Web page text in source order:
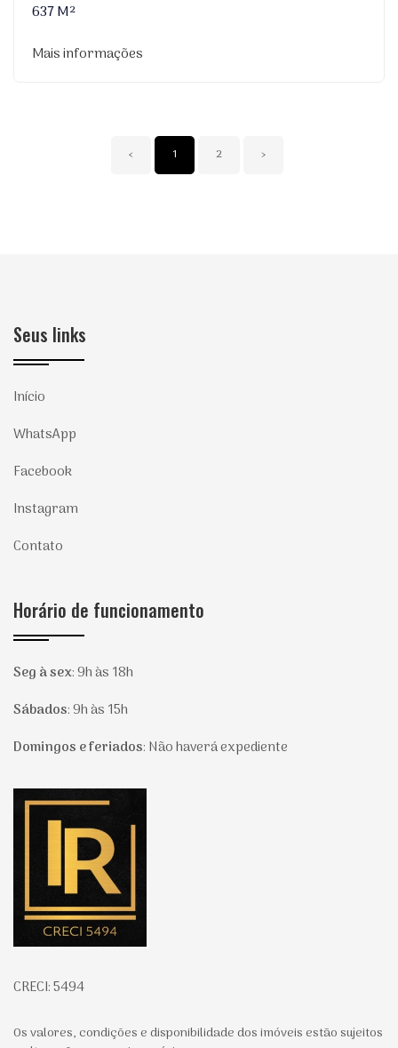
637 M²
Mais informações
‹ 1 2 ›
Seus links
Início
WhatsApp
Facebook
Instagram
Contato
Horário de funcionamento
Seg à sex:9h às 18h
Sábados:9h às 15h
Domingos e feriados: Não haverá expediente
Página inicial
CRECI: 5494
Os valores, condições e disponibilidade dos imóveis estão sujeitos